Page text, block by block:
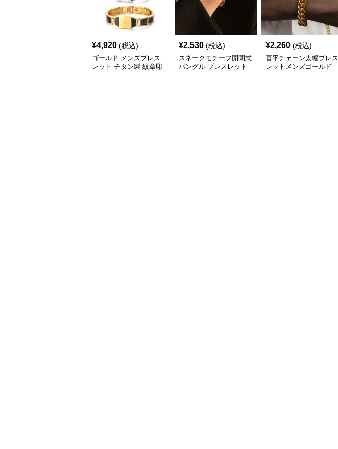
¥4,920 (税込)
ゴールド メンズブレス
レット チタン製 紋章彫
¥2,530 (税込)
スネークモチーフ開閉式
バングル ブレスレット
¥2,260 (税込)
喜平チェーン太幅ブレス
レットメンズゴールド